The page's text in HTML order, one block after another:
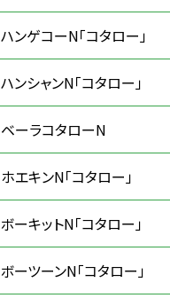
ハンゲコーN「コタロー」
ハンシャンN「コタロー」
ベーラコタローN
ホエキンN「コタロー」
ボーキットN「コタロー」
ボーツーンN「コタロー」